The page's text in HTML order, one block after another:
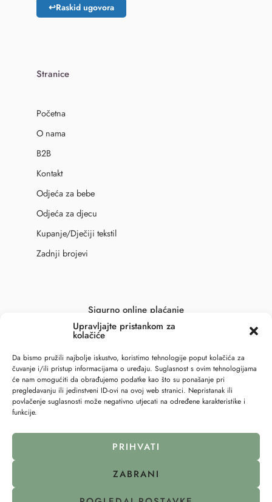
Upravljajte pristankom za
kolačiće
Da bismo pružili najbolje iskustvo, koristimo tehnologije poput kolačića za
čuvanje i/ili pristup informacijama o uređaju. Suglasnost s ovim tehnologijama
će nam omogućiti da obrađujemo podatke kao što su ponašanje pri
pregledavanju ili jedinstveni ID-ovi na ovoj web stranici. Nepristanak ili
povlačenje suglasnosti može negativno utjecati na određene karakteristike i
funkcije.
PRIHVATI
ZABRANI
↩Raskid ugovora
Stranice
Početna
O nama
B2B
Kontakt
Odjeća za bebe
Odjeća za djecu
Kupanje/Dječiji tekstil
Zadnji brojevi
Sigurno online plaćanje